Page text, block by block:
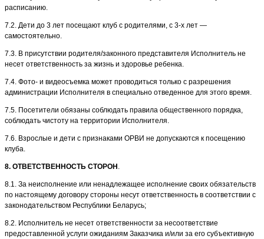
расписанию.
7.2. Дети до 3 лет посещают клуб с родителями, с 3-х лет —
самостоятельно.
7.3. В присутствии родителя/законного представителя Исполнитель не
несет ответственность за жизнь и здоровье ребенка.
7.4. Фото- и видеосъемка может проводиться только с разрешения
администрации Исполнителя в специально отведенное для этого время.
7.5. Посетители обязаны соблюдать правила общественного порядка,
соблюдать чистоту на территории Исполнителя.
7.6. Взрослые и дети с признаками ОРВИ не допускаются к посещению
клуба.
8. ОТВЕТСТВЕННОСТЬ СТОРОН
8.1. За неисполнение или ненадлежащее исполнение своих обязательств
по настоящему договору стороны несут ответственность в соответствии с
законодательством Республики Беларусь;
8.2. Исполнитель не несет ответственности за несоответствие
предоставленной услуги ожиданиям Заказчика и/или за его субъективную